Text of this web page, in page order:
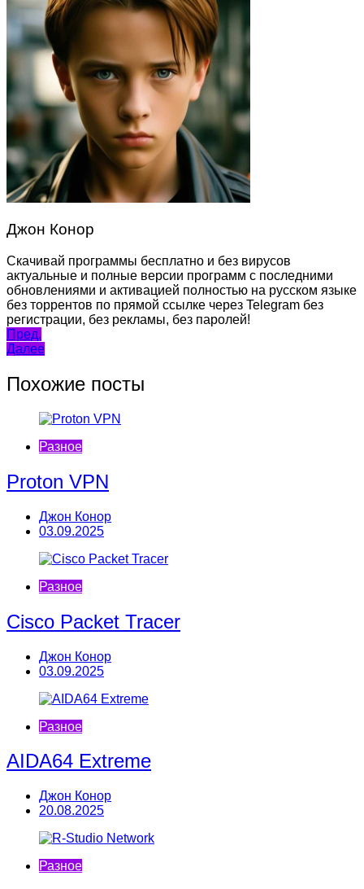
Джон Конор
Скачивай программы бесплатно и без вирусов
актуальные и полные версии программ с последними
обновлениями и активацией полностью на русском языке
без торрентов по прямой ссылке через Telegram без
регистрации, без рекламы, без паролей!
Навигация
по
записям
Пред.
Далее
Похожие посты
Разное
Proton VPN
Джон Конор
03.09.2025
Разное
Cisco Packet Tracer
Джон Конор
03.09.2025
Разное
AIDA64 Extreme
Джон Конор
20.08.2025
Разное